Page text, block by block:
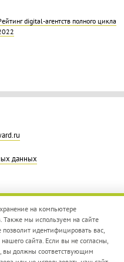
digital-агентств полного цикла
данных
на компьютере
Также мы используем на сайте
идентифицировать вас,
сайта. Если вы не согласны,
вы должны соответствующим